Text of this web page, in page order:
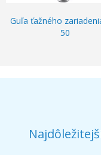
Guľa ťažného
50